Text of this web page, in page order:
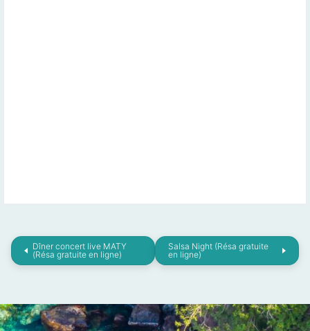
Dîner concert live MATY
(Résa gratuite en ligne)
Salsa Night (Résa gratuite
en ligne)